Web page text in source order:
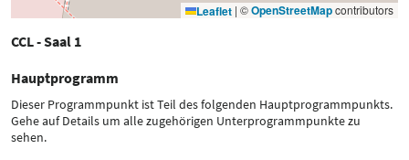
Leaflet | ©OpenStreetMapcontributors
CCL - Saal 1
Hauptprogramm
Dieser Programmpunkt ist Teil des folgenden Hauptprogrammpunkts.
Gehe auf Details um alle zugehörigen Unterprogrammpunkte zu
sehen.